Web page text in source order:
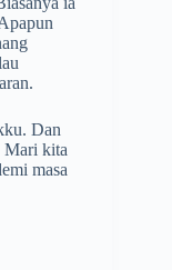
Dan
Mari kita
masa